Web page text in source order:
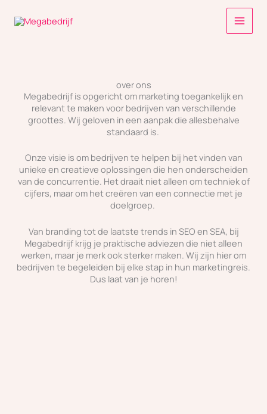
naar
over ons
Megabedrijf is opgericht om marketing toegankelijk en
relevant te maken voor bedrijven van verschillende
groottes. Wij geloven in een aanpak die allesbehalve
standaard is.
Onze visie is om bedrijven te helpen bij het vinden van
unieke en creatieve oplossingen die hen onderscheiden
van de concurrentie. Het draait niet alleen om techniek of
cijfers, maar om het creëren van een connectie met je
doelgroep.
Van branding tot de laatste trends in SEO en SEA, bij
Megabedrijf krijg je praktische adviezen die niet alleen
werken, maar je merk ook sterker maken. Wij zijn hier om
bedrijven te begeleiden bij elke stap in hun marketingreis.
Dus laat van je horen!